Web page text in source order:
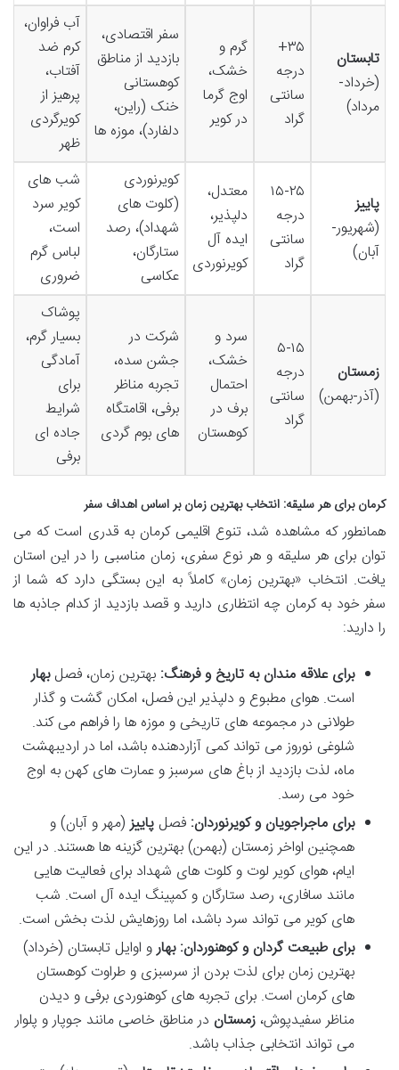
تابستان
(خرداد-
مرداد)
۳۵+
درجه
سانتی
گراد
گرم و
خشک،
اوج گرما
در کویر
سفر اقتصادی،
بازدید از مناطق
کوهستانی
خنک (راین،
دلفارد)، موزه ها
آب فراوان،
کرم ضد
آفتاب،
پرهیز از
کویرگردی
ظهر
پاییز
(شهریور-
آبان)
۱۵-۲۵
درجه
سانتی
گراد
معتدل،
دلپذیر،
ایده آل
کویرنوردی
کویرنوردی
(کلوت های
شهداد)، رصد
ستارگان،
عکاسی
شب های
کویر سرد
است،
لباس گرم
ضروری
زمستان
(آذر-بهمن)
۵-۱۵
درجه
سانتی
گراد
سرد و
خشک،
احتمال
برف در
کوهستان
شرکت در
جشن سده،
تجربه مناظر
برفی، اقامتگاه
های بوم گردی
پوشاک
بسیار گرم،
آمادگی
برای
شرایط
جاده ای
برفی
کرمان برای هر سلیقه: انتخاب بهترین زمان بر اساس اهداف سفر
همانطور که مشاهده شد، تنوع اقلیمی کرمان به قدری است که می
توان برای هر سلیقه و هر نوع سفری، زمان مناسبی را در این استان
یافت. انتخاب «بهترین زمان» کاملاً به این بستگی دارد که شما از
سفر خود به کرمان چه انتظاری دارید و قصد بازدید از کدام جاذبه ها
را دارید:
برای علاقه مندان به تاریخ و فرهنگ: بهترین زمان، فصلبهار
است. هوای مطبوع و دلپذیر این فصل، امکان گشت و گذار
طولانی در مجموعه های تاریخی و موزه ها را فراهم می کند.
شلوغی نوروز می تواند کمی آزاردهنده باشد، اما در اردیبهشت
ماه، لذت بازدید از باغ های سرسبز و عمارت های کهن به اوج
خود می رسد.
برای ماجراجویان و کویرنوردان: فصل پاییز(مهر و آبان) و
همچنین اواخر زمستان (بهمن) بهترین گزینه ها هستند. در این
ایام، هوای کویر لوت و کلوت های شهداد برای فعالیت هایی
مانند سافاری، رصد ستارگان و کمپینگ ایده آل است. شب
های کویر می تواند سرد باشد، اما روزهایش لذت بخش است.
برای طبیعت گردان و کوهنوردان: بهارو اوایل تابستان (خرداد)
بهترین زمان برای لذت بردن از سرسبزی و طراوت کوهستان
های کرمان است. برای تجربه های کوهنوردی برفی و دیدن
مناظر سفیدپوش، زمستان در مناطق خاصی مانند جوپار و پلوار
می تواند انتخابی جذاب باشد.